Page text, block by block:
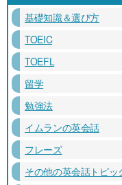
基礎知識＆選び方
TOEIC
TOEFL
留学
勉強法
イムランの英会話
フレーズ
その他の英会話トピッ